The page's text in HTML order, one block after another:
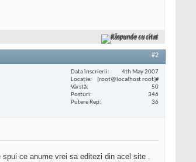
Răspunde cu citat
#2
Data înscrierii
4th May 2007
Locaţie
[root@localhost root]#
Vârstă
50
Posturi
346
Putere Rep
36
ce anume vrei sa editezi din acel site .